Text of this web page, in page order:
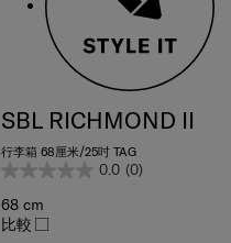
SBL RICHMOND II
行李箱 68厘米/25吋 TAG
0.0 (0)
68 cm
比較